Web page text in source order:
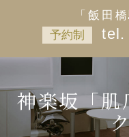
「飯田
予約制
神楽坂「肌